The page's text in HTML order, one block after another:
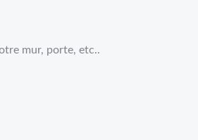
mur, porte, etc..